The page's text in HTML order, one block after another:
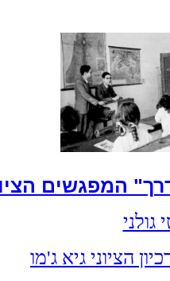
ה​מפגשים
גולני
הציוני גיא ג'מו